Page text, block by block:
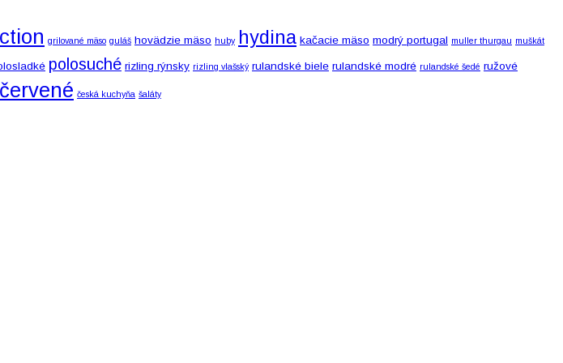
grilované mäso guláš hovädzie mäso huby hydina kačacie mäso modrý portugal muller thurgau muškát
polosuché rizling rýnsky rizling vlašský rulandské biele rulandské modré rulandské šedé ružové
červené česká kuchyňa šaláty